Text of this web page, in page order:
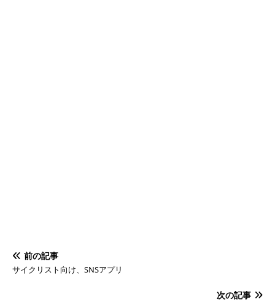
前の記事
サイクリスト向け、SNSアプリ
次の記事